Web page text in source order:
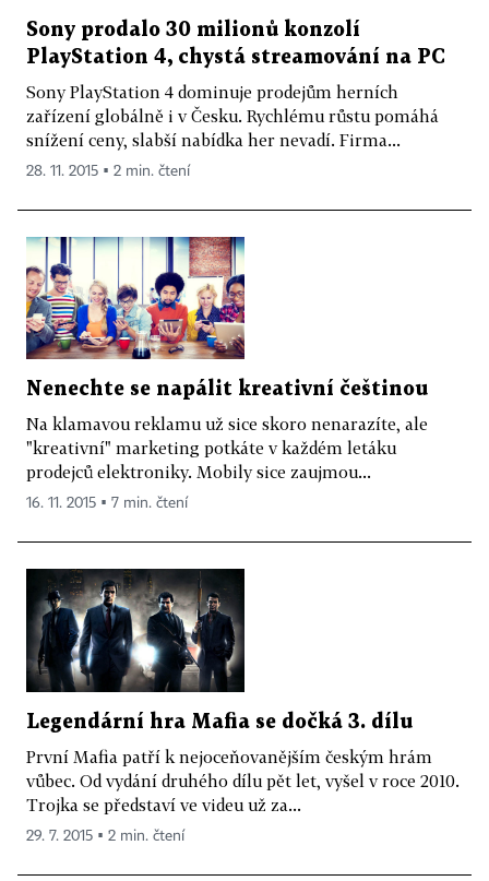
Sony prodalo 30 milionů konzolí
PlayStation 4, chystá streamování na PC
Sony PlayStation 4 dominuje prodejům herních
zařízení globálně i v Česku. Rychlému růstu pomáhá
snížení ceny, slabší nabídka her nevadí. Firma...
28. 11. 2015 ▪ 2 min. čtení
Nenechte se napálit kreativní češtinou
Na klamavou reklamu už sice skoro nenarazíte, ale
"kreativní" marketing potkáte v každém letáku
prodejců elektroniky. Mobily sice zaujmou...
16. 11. 2015 ▪ 7 min. čtení
Legendární hra Mafia se dočká 3. dílu
První Mafia patří k nejoceňovanějším českým hrám
vůbec. Od vydání druhého dílu pět let, vyšel v roce 2010.
Trojka se představí ve videu už za...
29. 7. 2015 ▪ 2 min. čtení